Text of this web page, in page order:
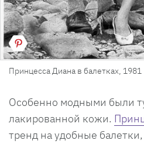
Принцесса Диана в балетках, 1981
Особенно модными были
лакированной кожи.
тренд на удобные